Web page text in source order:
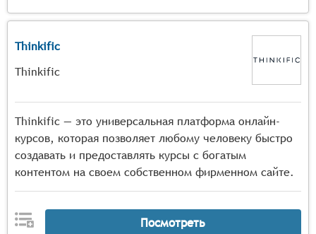
Thinkific
Thinkific
Thinkific — это универсальная платформа онлайн-
курсов, которая позволяет любому человеку быстро
создавать и предоставлять курсы с богатым
контентом на своем собственном фирменном сайте.
Посмотреть